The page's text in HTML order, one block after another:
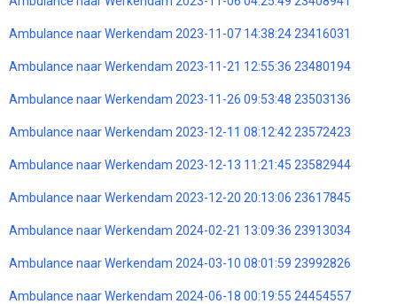
Ambulance naar Werkendam 2023-11-07 14:38:24 23416031
Ambulance naar Werkendam 2023-11-21 12:55:36 23480194
Ambulance naar Werkendam 2023-11-26 09:53:48 23503136
Ambulance naar Werkendam 2023-12-11 08:12:42 23572423
Ambulance naar Werkendam 2023-12-13 11:21:45 23582944
Ambulance naar Werkendam 2023-12-20 20:13:06 23617845
Ambulance naar Werkendam 2024-02-21 13:09:36 23913034
Ambulance naar Werkendam 2024-03-10 08:01:59 23992826
Ambulance naar Werkendam 2024-06-18 00:19:55 24454557